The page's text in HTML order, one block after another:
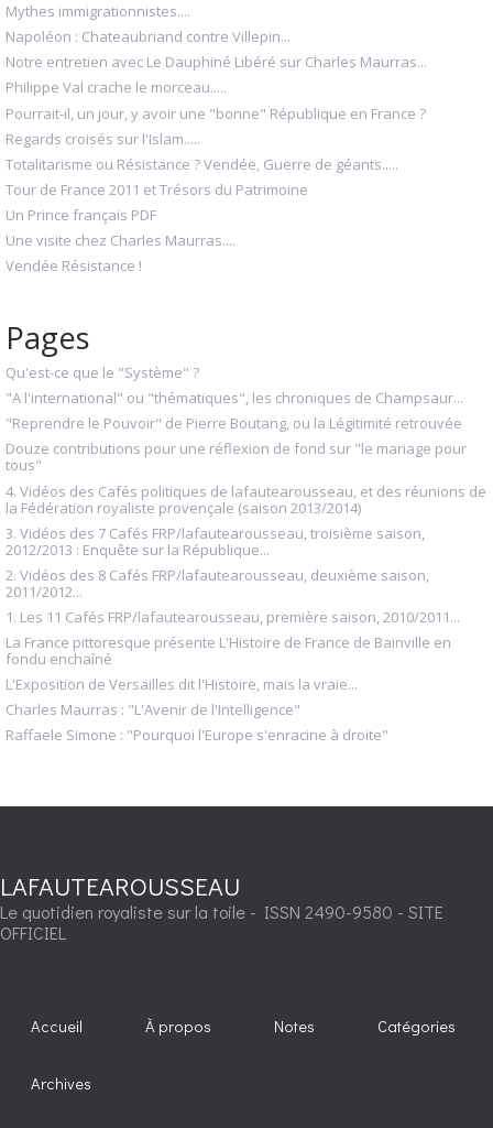
Mythes immigrationnistes....
Napoléon : Chateaubriand contre Villepin...
Notre entretien avec Le Dauphiné Libéré sur Charles Maurras...
Philippe Val crache le morceau.....
Pourrait-il, un jour, y avoir une "bonne" République en France ?
Regards croisés sur l'Islam.....
Totalitarisme ou Résistance ? Vendée, Guerre de géants.....
Tour de France 2011 et Trésors du Patrimoine
Un Prince français PDF
Une visite chez Charles Maurras....
Vendée Résistance !
Pages
Qu'est-ce que le "Système" ?
"A l'international" ou "thématiques", les chroniques de Champsaur...
"Reprendre le Pouvoir" de Pierre Boutang, ou la Légitimité retrouvée
Douze contributions pour une réflexion de fond sur "le mariage pour
tous"
4. Vidéos des Cafés politiques de lafautearousseau, et des réunions de
la Fédération royaliste provençale (saison 2013/2014)
3. Vidéos des 7 Cafés FRP/lafautearousseau, troisième saison,
2012/2013 : Enquête sur la République...
2. Vidéos des 8 Cafés FRP/lafautearousseau, deuxième saison,
2011/2012...
1. Les 11 Cafés FRP/lafautearousseau, première saison, 2010/2011...
La France pittoresque présente L'Histoire de France de Bainville en
fondu enchaîné
L'Exposition de Versailles dit l'Histoire, mais la vraie...
Charles Maurras : "L'Avenir de l'Intelligence"
Raffaele Simone : "Pourquoi l'Europe s'enracine à droite"
LAFAUTEAROUSSEAU
Le quotidien royaliste sur la toile - ISSN 2490-9580 - SITE
OFFICIEL
Accueil À propos Notes Catégories
Archives